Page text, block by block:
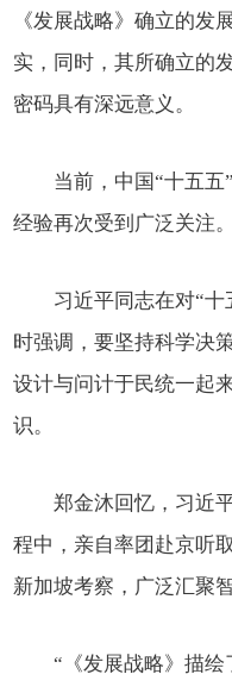
《发展战略》确立的发
实，同时，其所确立的
密码具有深远意义。
当前，中国“十五五”
经验再次受到广泛关注。
习近平同志在对“十
时强调，要坚持科学决
设计与问计于民统一起
识。
郑金沐回忆，习近平
程中，亲自率团赴京听
新加坡考察，广泛汇聚
“《发展战略》描绘